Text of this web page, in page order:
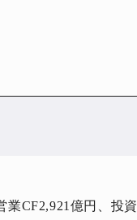
業CF2,921億円、投資